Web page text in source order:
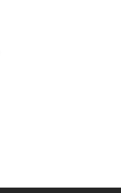
五代（以下簡稱為LP5）上